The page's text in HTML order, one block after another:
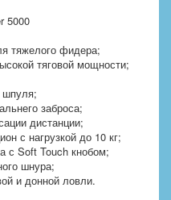
5000
тяжелого фидера;
тяговой мощности;
шпуля;
заброса;
дистанции;
с нагрузкой до 10 кг;
с Soft Touch кнобом;
шнура;
и донной ловли.